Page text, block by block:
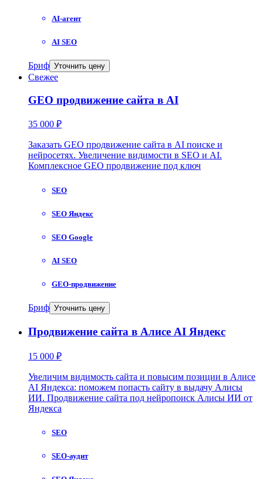
AI-агент
AI SEO
Бриф Уточнить цену
Свежее
GEO продвижение сайта в AI
35 000 ₽
Заказать GEO продвижение сайта в AI поиске и
нейросетях. Увеличение видимости в SEO и AI.
Комплексное GEO продвижение под ключ
SEO
SEO Яндекс
SEO Google
AI SEO
GEO-продвижение
Бриф Уточнить цену
Продвижение сайта в Алисе AI Яндекс
15 000 ₽
Увеличим видимость сайта и повысим позиции в Алисе
AI Яндекса: поможем попасть сайту в выдачу Алисы
ИИ. Продвижение сайта под нейропоиск Алисы ИИ от
Яндекса
SEO
SEO-аудит